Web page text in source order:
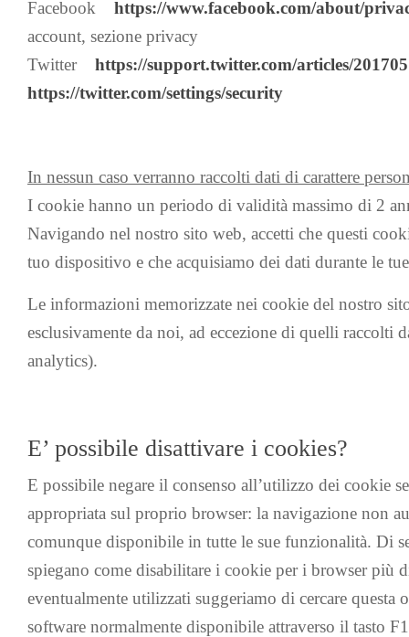
Facebook https://www.facebook.com/about/
account, sezione privacy
Twitter https://support.twitter.com/articles/
https://twitter.com/settings/security
In nessun caso verranno raccolti dati di carattere
I cookie hanno un periodo di validità massimo di 2
Navigando nel nostro sito web, accetti che questi
tuo dispositivo e che acquisiamo dei dati durante le
Le informazioni memorizzate nei cookie del nostro
esclusivamente da noi, ad eccezione di quelli raccolti
analytics).
E’ possibile disattivare i cookies?
E possibile negare il consenso all’utilizzo dei cookie
appropriata sul proprio browser: la navigazione non
comunque disponibile in tutte le sue funzionalità. Di
spiegano come disabilitare i cookie per i browser più
eventualmente utilizzati suggeriamo di cercare questa
software normalmente disponibile attraverso il tasto